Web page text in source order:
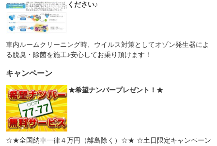
ください♪
車内ルームクリーニング時、ウイルス対策としてオゾン発生器によ
る脱臭・除菌を施工♪安心してお乗り頂けます！
キャンペーン
★希望ナンバープレゼント！★
☆★全国納車一律４万円（離島除く）☆★ ☆土日限定キャンペーン